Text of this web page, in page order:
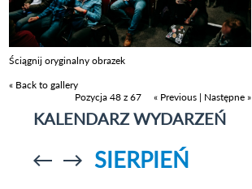
Ściągnij oryginalny obrazek
« Back to gallery
Pozycja 48 z 67
« Previous | Następne »
KALENDARZ WYDARZEŃ
Przejdź doPrzejdź do
SIERPIEŃ